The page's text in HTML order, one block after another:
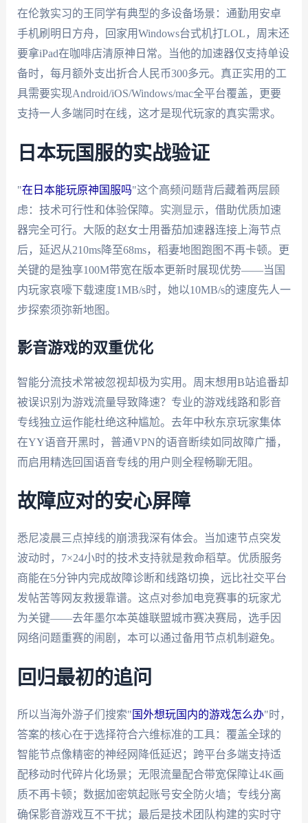
在伦敦实习的王同学有典型的多设备场景：通勤用安卓
手机刷明日方舟，回家用Windows台式机打LOL，周末还
要拿iPad在咖啡店清原神日常。当他的加速器仅支持单设
备时，每月额外支出折合人民币300多元。真正实用的工
具需要实现Android/iOS/Windows/mac全平台覆盖，更要
支持一人多端同时在线，这才是现代玩家的真实需求。
日本玩国服的实战验证
"在日本能玩原神国服吗"这个高频问题背后藏着两层顾
虑：技术可行性和体验保障。实测显示，借助优质加速
器完全可行。大阪的赵女士用番茄加速器连接上海节点
后，延迟从210ms降至68ms，稻妻地图跑图不再卡顿。更
关键的是独享100M带宽在版本更新时展现优势——当国
内玩家哀嚎下载速度1MB/s时，她以10MB/s的速度先人一
步探索须弥新地图。
影音游戏的双重优化
智能分流技术常被忽视却极为实用。周末想用B站追番却
被误识别为游戏流量导致降速？专业的游戏线路和影音
专线独立运作能杜绝这种尴尬。去年中秋东京玩家集体
在YY语音开黑时，普通VPN的语音断续如同故障广播，
而启用精选回国语音专线的用户则全程畅聊无阻。
故障应对的安心屏障
悉尼凌晨三点掉线的崩溃我深有体会。当加速节点突发
波动时，7×24小时的技术支持就是救命稻草。优质服务
商能在5分钟内完成故障诊断和线路切换，远比社交平台
发帖苦等网友救援靠谱。这点对参加电竞赛事的玩家尤
为关键——去年墨尔本英雄联盟城市赛决赛局，选手因
网络问题重赛的闹剧，本可以通过备用节点机制避免。
回归最初的追问
所以当海外游子们搜索" 国外想玩国内的游戏怎么办"时，
答案的核心在于选择符合六维标准的工具：覆盖全球的
智能节点像精密的神经网降低延迟；跨平台多端支持适
配移动时代碎片化场景；无限流量配合带宽保障让4K画
质不再卡顿；数据加密筑起账号安全防火墙；专线分离
确保影音游戏互不干扰；最后是技术团队构建的实时守